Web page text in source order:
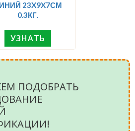
23X9X7СМ
0.3КГ.
УЗНАТЬ
ПОДОБРАТЬ